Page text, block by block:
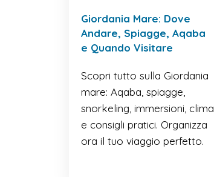
Giordania Mare: Dove
Andare, Spiagge, Aqaba
e Quando Visitare
Scopri tutto sulla Giordania
mare: Aqaba, spiagge,
snorkeling, immersioni, clima
e consigli pratici. Organizza
ora il tuo viaggio perfetto.